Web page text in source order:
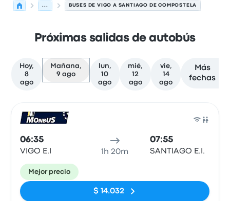
... BUSES DE VIGO A SANTIAGO DE COMPOSTELA
Próximas salidas de autobús
Hoy,
8
ago
Mañana,
9 ago
lun,
10
ago
mié,
12
ago
vie,
14
ago
Más
fechas
06:35
VIGO E.I 1h 20m
07:55
SANTIAGO E.I.
Mejor precio
$ 14.032